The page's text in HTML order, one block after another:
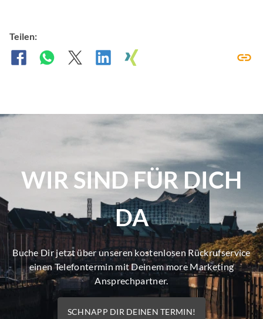
Teilen:
WIR SIND FÜR DICH
DA
Buche Dir jetzt über unseren kostenlosen Rückrufservice
einen Telefontermin mit Deinem more Marketing
Ansprechpartner.
SCHNAPP DIR DEINEN TERMIN!